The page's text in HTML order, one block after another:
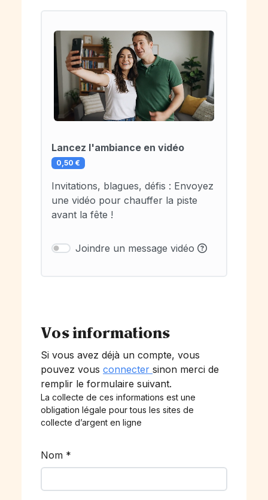
Lancez l'ambiance en vidéo
0,50 €
Invitations, blagues, défis : Envoyez
une vidéo pour chauffer la piste
avant la fête !
Joindre un message vidéo
Vos informations
Si vous avez déjà un compte, vous
pouvez vous connecter sinon merci de
remplir le formulaire suivant.
La collecte de ces informations est une
obligation légale pour tous les sites de
collecte d’argent en ligne
Nom *